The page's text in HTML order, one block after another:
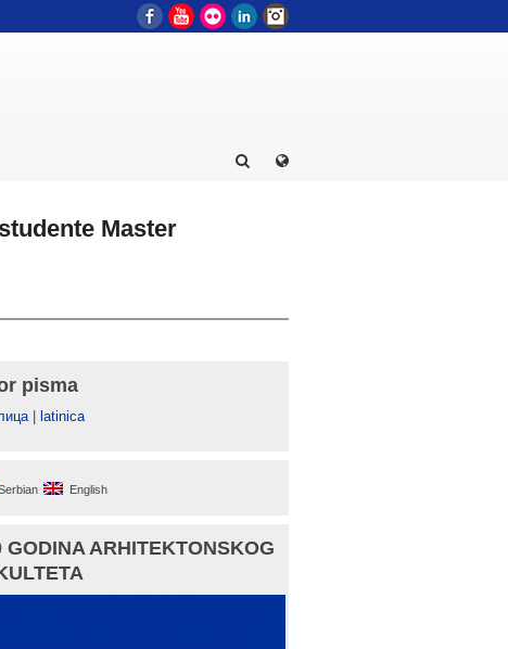
FacebookYouTube
Flickr LinkedIn
Master
pisma
| latinica
English
GODINA ARHITEKTONSKOG